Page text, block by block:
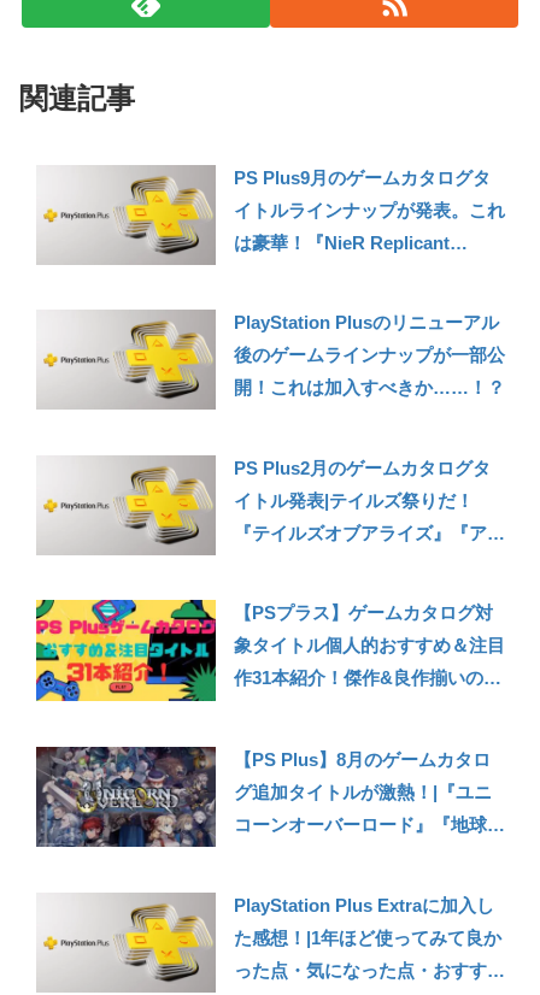
関連記事
PS Plus9月のゲームカタログタ
イトルラインナップが発表。これ
は豪華！『NieR Replicant
THE DIVINE FORCE』など！
PlayStation Plusのリニューアル
後のゲームラインナップが一部公
開！これは加入すべきか……！？
PS Plus2月のゲームカタログタ
イトル発表|テイルズ祭りだ！
『テイルズオブアライズ』『アウ
ード ヴァルハラ』など【ゲーム
カタログ2024年2月タイトル紹
【PSプラス】ゲームカタログ対
象タイトル個人的おすすめ＆注目
作31本紹介！傑作&良作揃いの破
【PS Plus】8月のゲームカタロ
グ追加タイトルが激熱！|『ユニ
コーンオーバーロード』『地球防
イトル紹介】
PlayStation Plus Extraに加入し
た感想！|1年ほど使ってみて良か
った点・気になった点・おすすめ